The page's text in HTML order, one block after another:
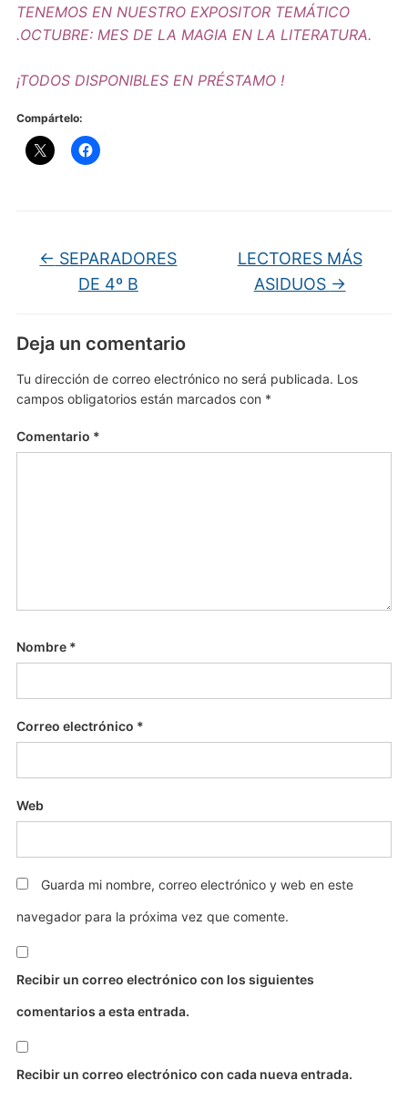
TENEMOS EN NUESTRO EXPOSITOR TEMÁTICO
.OCTUBRE: MES DE LA MAGIA EN LA LITERATURA.
¡TODOS DISPONIBLES EN PRÉSTAMO !
Compártelo:
← SEPARADORES
DE 4º B
LECTORES MÁS
ASIDUOS →
Deja un comentario
Tu dirección de correo electrónico no será publicada. Los
campos obligatorios están marcados con *
Comentario *
Nombre *
Correo electrónico *
Web
Guarda mi nombre, correo electrónico y web en este
navegador para la próxima vez que comente.
Recibir un correo electrónico con los siguientes
comentarios a esta entrada.
Recibir un correo electrónico con cada nueva entrada.